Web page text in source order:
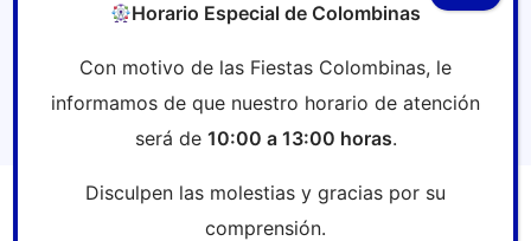
la piel de la enfermera: el proyecto
ganador obtendrá 6.000 euros
Vuelve la tercera edición de la
Horario Especial de Colombinas
Con motivo de las Fiestas Colombinas, le
informamos de que nuestro horario de atención
será de 10:00 a 13:00 horas.
Disculpen las molestias y gracias por su
comprensión.